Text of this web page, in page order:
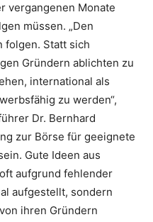
vergangenen Monate
müssen. „Den
folgen. Statt sich
Gründern ablichten zu
international als
zu werden“,
Dr. Bernhard
zur Börse für geeignete
Gute Ideen aus
aufgrund fehlender
aufgestellt, sondern
ihren Gründern